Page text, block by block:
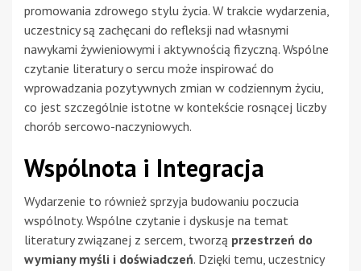
promowania zdrowego stylu życia. W trakcie wydarzenia,
uczestnicy są zachęcani do refleksji nad własnymi
nawykami żywieniowymi i aktywnością fizyczną. Wspólne
czytanie literatury o sercu może inspirować do
wprowadzania pozytywnych zmian w codziennym życiu,
co jest szczególnie istotne w kontekście rosnącej liczby
chorób sercowo-naczyniowych.
Wspólnota i Integracja
Wydarzenie to również sprzyja budowaniu poczucia
wspólnoty. Wspólne czytanie i dyskusje na temat
literatury związanej z sercem, tworzą przestrzeń do
wymiany myśli i doświadczeń. Dzięki temu, uczestnicy